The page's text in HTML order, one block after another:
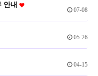
안내
07-08
05-26
04-15